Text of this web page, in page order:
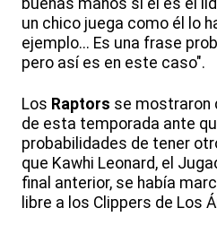
buenas manos si él es el
un chico juega como él lo
ejemplo... Es una frase
pero así es en este caso".
Los Raptors se mostraron
de esta temporada ante
probabilidades de tener
que Kawhi Leonard, el
final anterior, se había
libre a los Clippers de Los